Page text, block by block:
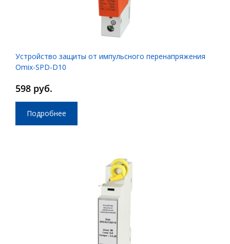
Устройство защиты от импульсного перенапряжения
Omix-SPD-D10
598 руб.
Подробнее